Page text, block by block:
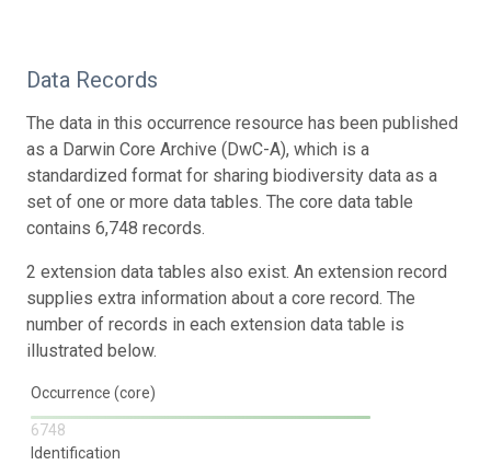
Data Records
The data in this occurrence resource has been published
as a Darwin Core Archive (DwC-A), which is a
standardized format for sharing biodiversity data as a
set of one or more data tables. The core data table
contains 6,748 records.
2 extension data tables also exist. An extension record
supplies extra information about a core record. The
number of records in each extension data table is
illustrated below.
Occurrence (core)
6748
Identification